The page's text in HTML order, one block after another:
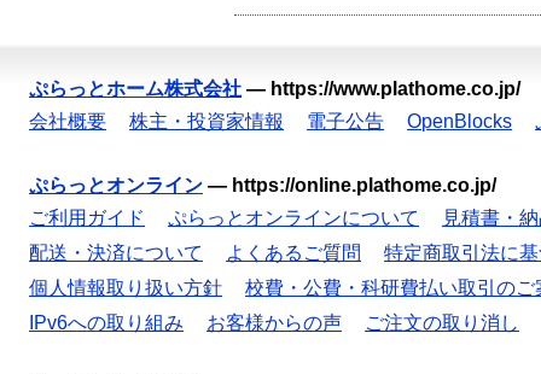
ぷらっとホーム株式会社 — https://www.plathome.co.jp/
会社概要
株主・投資家情報 電子公告 OpenBlocks
ぷらっとオンライン — https://online.plathome.co.jp/
ご利用ガイド
ぷらっとオンラインについて
見積書・
配送・決済について
よくあるご質問
特定商取引法に
個人情報取り扱い方針
校費・公費・科研費払い取引のご
IPv6への取り組み
お客様からの声 ご注文の取り消し